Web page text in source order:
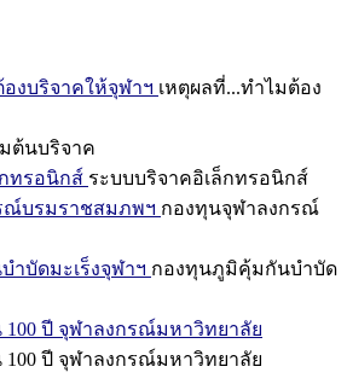
งบริจาคให้จุฬาฯ เหตุผลที่...ทำไมต้อง
มต้นบริจาค
ทรอนิกส์ ระบบบริจาคอิเล็กทรอนิกส์
ณ์บรมราชสมภพฯ กองทุนจุฬาลงกรณ์
บัดมะเร็งจุฬาฯ กองทุนภูมิคุ้มกันบำบัด
100 ปี จุฬาลงกรณ์มหาวิทยาลัย
100 ปี จุฬาลงกรณ์มหาวิทยาลัย